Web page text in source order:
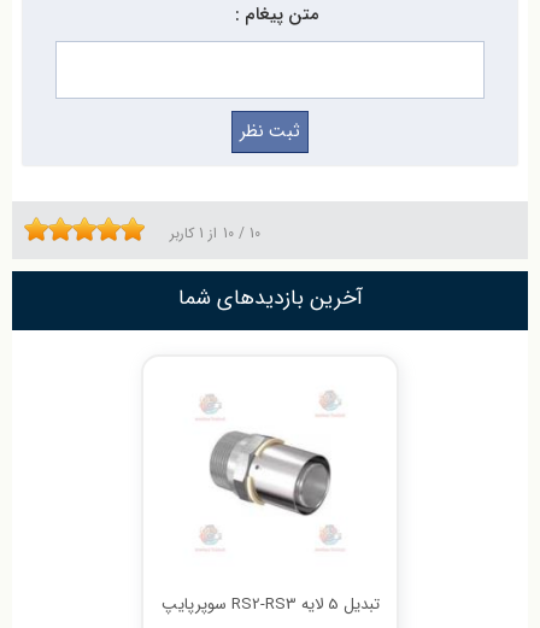
متن پیغام :
10 / 10 از 1 کاربر
آخرین بازدیدهای شما
تبدیل 5 لایه RS2-RS3 سوپرپایپ